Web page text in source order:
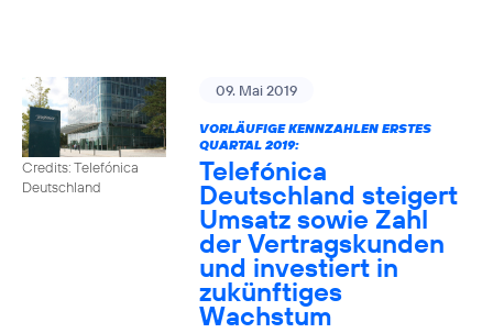
Credits: Telefónica
Deutschland
09. Mai 2019
VORLÄUFIGE KENNZAHLEN ERSTES
QUARTAL 2019:
Telefónica
Deutschland steigert
Umsatz sowie Zahl
der Vertragskunden
und investiert in
zukünftiges
Wachstum